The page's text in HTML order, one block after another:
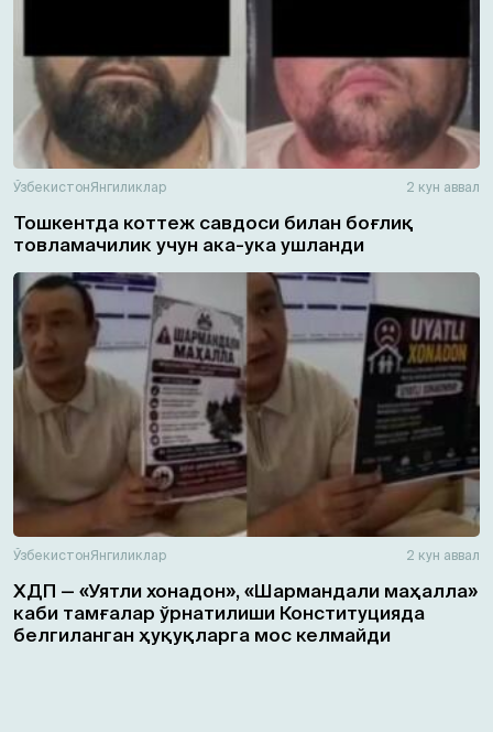
ЎзбекистонЯнгиликлар 2 кун аввал
Тошкентда коттеж савдоси билан боғлиқ
товламачилик учун ака-ука ушланди
ЎзбекистонЯнгиликлар 2 кун аввал
ХДП — «Уятли хонадон», «Шармандали маҳалла»
каби тамғалар ўрнатилиши Конституцияда
белгиланган ҳуқуқларга мос келмайди